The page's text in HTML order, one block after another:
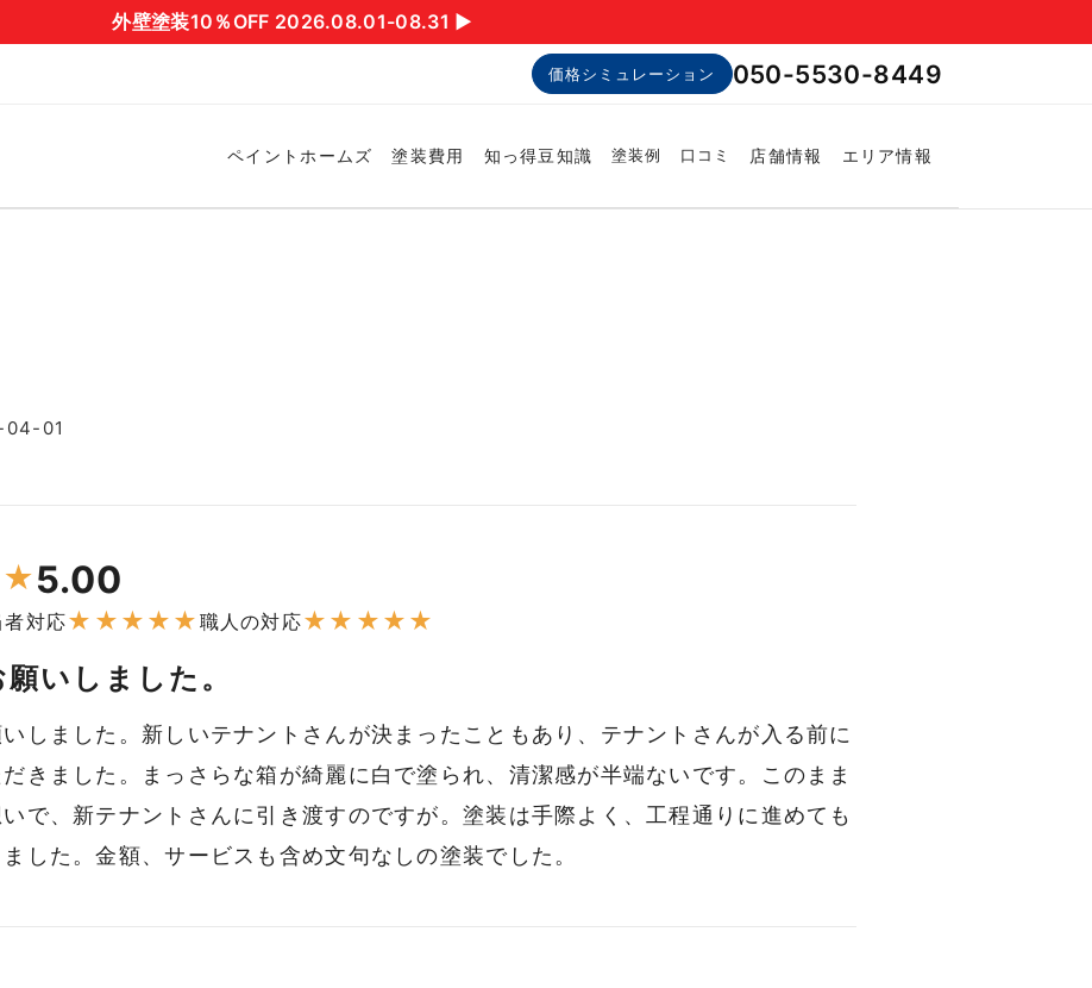
外壁塗装10％OFF 2026.08.01-08.31 ▶︎
価格シミュレーション 050-5530-8449
ペイントホームズ 塗装費用 知っ得豆知識 塗装例 口コミ 店舗情報 エリア情報
04-01
★5.00
者対応★ ★ ★ ★ ★ 職人の対応★ ★ ★ ★ ★
いしました。
しました。新しいテナントさんが決まったこともあり、テナントさんが入る前に
きました。まっさらな箱が綺麗に白で塗られ、清潔感が半端ないです。このまま
で、新テナントさんに引き渡すのですが。塗装は手際よく、工程通りに進めても
した。金額、サービスも含め文句なしの塗装でした。